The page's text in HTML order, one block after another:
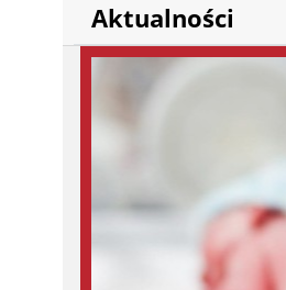
Aktualności